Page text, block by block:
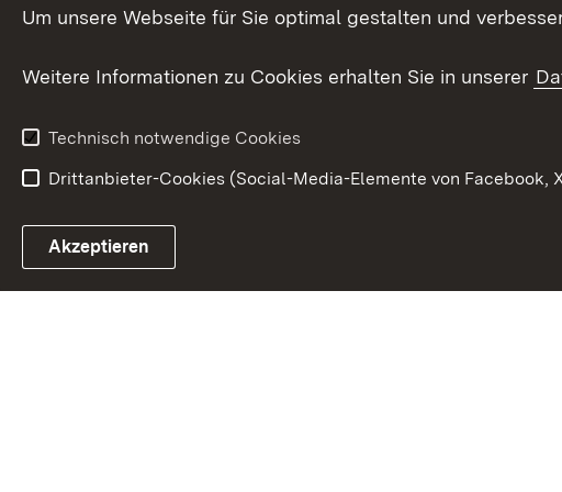
Internationale
Link zum Landesportal
Um unsere Webseite für Sie optimal gestalten und
Weitere Informationen zu Cookies erhalten Sie in unserer
Technisch notwendige Cookies
Drittanbieter-Cookies (Social-Media-Elemente von
Akzeptieren